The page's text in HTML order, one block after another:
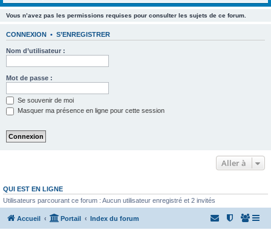
Vous n’avez pas les permissions requises pour consulter les sujets de ce forum.
CONNEXION • S’ENREGISTRER
Nom d’utilisateur :
Mot de passe :
Se souvenir de moi
Masquer ma présence en ligne pour cette session
Aller à
QUI EST EN LIGNE
Utilisateurs parcourant ce forum : Aucun utilisateur enregistré et 2 invités
Accueil Portail Index du forum